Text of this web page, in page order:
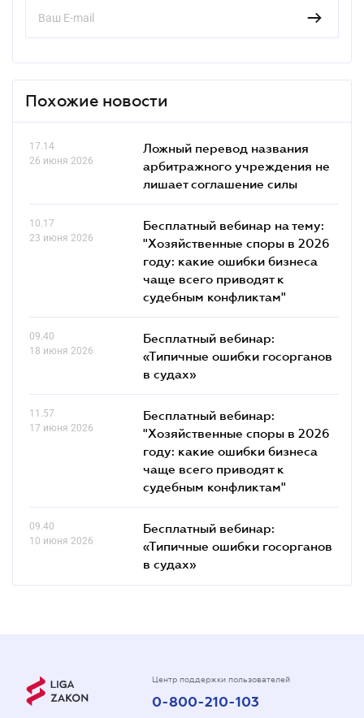
Похожие новости
17.14
26 июня 2026
Ложный перевод названия
арбитражного учреждения не
лишает соглашение силы
10.17
23 июня 2026
Бесплатный вебинар на тему:
"Хозяйственные споры в 2026
году: какие ошибки бизнеса
чаще всего приводят к
судебным конфликтам"
09.40
18 июня 2026
Бесплатный вебинар:
«Типичные ошибки госорганов
в судах»
11.57
17 июня 2026
Бесплатный вебинар:
"Хозяйственные споры в 2026
году: какие ошибки бизнеса
чаще всего приводят к
судебным конфликтам"
09.40
10 июня 2026
Бесплатный вебинар:
«Типичные ошибки госорганов
в судах»
Центр поддержки пользователей
0-800-210-103